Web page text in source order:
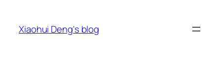
Xiaohui Deng's blog